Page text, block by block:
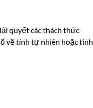
quyết các thách thức
về tính tự nhiên hoặc tính